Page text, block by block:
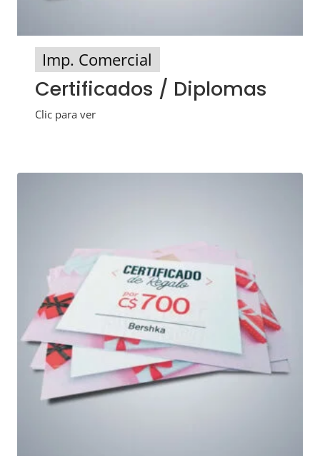
Imp. Comercial
Certificados / Diplomas
Clic para ver